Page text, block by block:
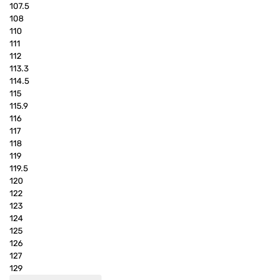
107.5
108
110
111
112
113.3
114.5
115
115.9
116
117
118
119
119.5
120
122
123
124
125
126
127
129